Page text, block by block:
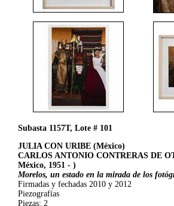
Subasta 1157T, Lote # 101
JULIA CON URIBE (México)
CARLOS ANTONIO CONTRERAS DE
México, 1951 - )
Morelos, un estado en la mirada de los
Firmadas y fechadas 2010 y 2012
Piezografías
Piezas: 2